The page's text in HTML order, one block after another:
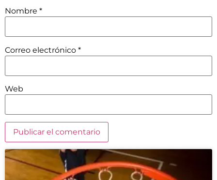
Nombre *
Correo electrónico *
Web